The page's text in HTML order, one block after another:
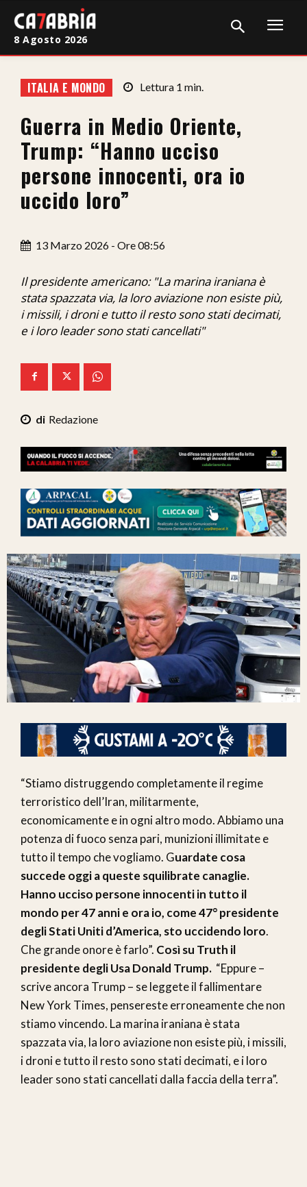
Cronaca
Giudiziaria
Politica
Sport
Sanità
Economia
Ita-Mondo
We Calabria
8 Agosto 2026
ITALIA E MONDO Lettura 1 min.
Guerra in Medio Oriente,
Trump: “Hanno ucciso
persone innocenti, ora io
uccido loro”
13 Marzo 2026 - Ore 08:56
Il presidente americano: "La marina iraniana è
stata spazzata via, la loro aviazione non esiste più,
i missili, i droni e tutto il resto sono stati decimati,
e i loro leader sono stati cancellati"
Redazione
“Stiamo distruggendo completamente il regime
terroristico dell’Iran, militarmente,
economicamente e in ogni altro modo. Abbiamo una
potenza di fuoco senza pari, munizioni illimitate e
tutto il tempo che vogliamo. Guardate cosa
succede oggi a queste squilibrate canaglie.
Hanno ucciso persone innocenti in tutto il
mondo per 47 anni e ora io, come 47° presidente
degli Stati Uniti d’America, sto uccidendo loro.
Che grande onore è farlo”. Così su Truth il
presidente degli Usa Donald Trump. “Eppure –
scrive ancora Trump – se leggete il fallimentare
New York Times, pensereste erroneamente che non
stiamo vincendo. La marina iraniana è stata
spazzata via, la loro aviazione non esiste più, i missili,
i droni e tutto il resto sono stati decimati, e i loro
leader sono stati cancellati dalla faccia della terra”.